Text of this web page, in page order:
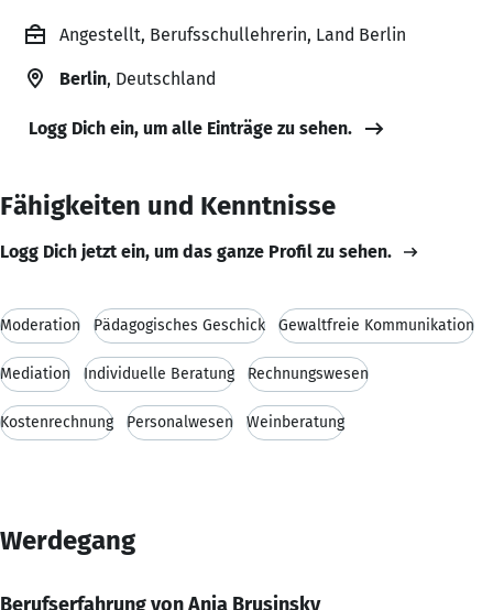
Angestellt, Berufsschullehrerin, Land Berlin
Berlin, Deutschland
Logg Dich ein, um alle Einträge zu sehen.
Fähigkeiten und Kenntnisse
Logg Dich jetzt ein, um das ganze Profil zu sehen.
Moderation Pädagogisches Geschick Gewaltfreie Kommunikation
Mediation Individuelle Beratung Rechnungswesen
Kostenrechnung Personalwesen Weinberatung
Werdegang
Berufserfahrung von Anja Brusinsky